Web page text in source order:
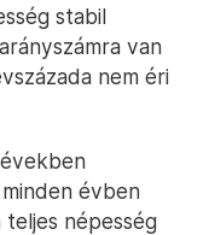
stabil
van
nem éri
évben
teljes népesség